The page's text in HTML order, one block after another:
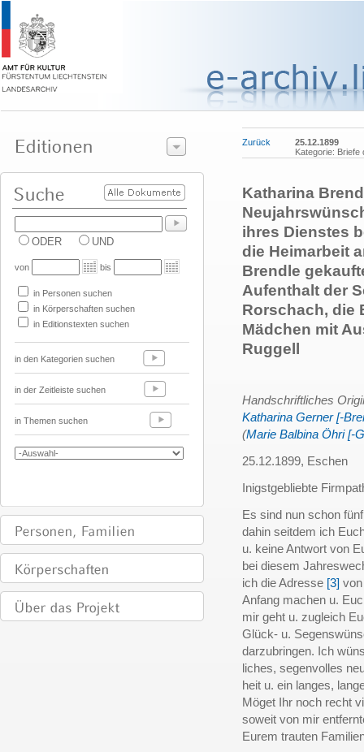
ODER UND
von bis
in Personen suchen
in Körperschaften suchen
in Editionstexten suchen
in den Kategorien suchen
in der Zeitleiste suchen
in Themen suchen
Zurück
25.12.1899
Kategorie: Briefe
Katharina
ihres Dienstes
die Heimarbeit
Brendle
Aufenthalt der
Rorschach, die
Mädchen mit
Ruggell
Handschriftliches
Katharina Gerner [-
(Marie Balbina Öhri [-
25.12.1899, Eschen
Inigstgebliebte
Es sind nun schon
dahin seitdem ich
u. keine Antwort von
bei diesem
ich die Adresse [3]
Anfang machen u.
mir geht u. zugleich
Glück- u.
darzubringen. Ich
liches, segenvolles
heit u. ein langes,
Möget Ihr noch recht
soweit von mir
Eurem trauten